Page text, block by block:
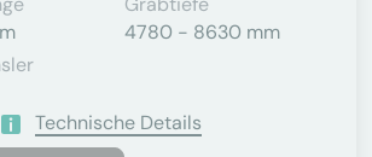
4780 - 8630 mm
Technische Details